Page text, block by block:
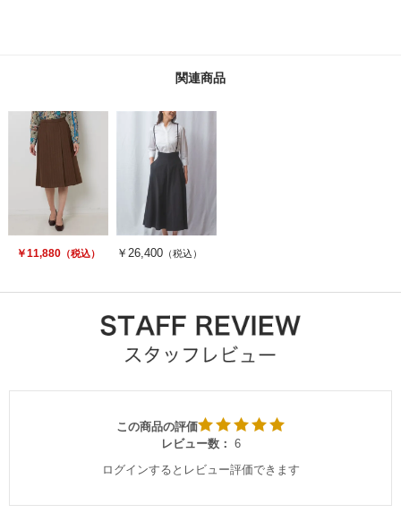
関連商品
￥11,880（税込） ￥26,400（税込）
この商品の評価
レビュー数： 6
ログインするとレビュー評価できます